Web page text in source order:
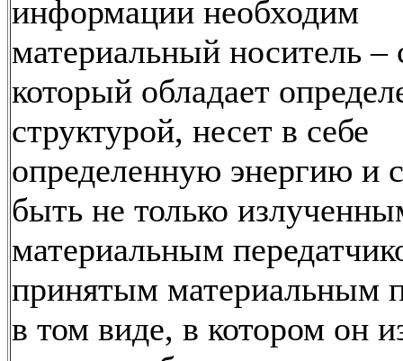
информации необходим
материальный носитель –
который обладает
структурой, несет в себе
определенную энергию и
быть не только
материальным
принятым материальным
в том виде, в котором он